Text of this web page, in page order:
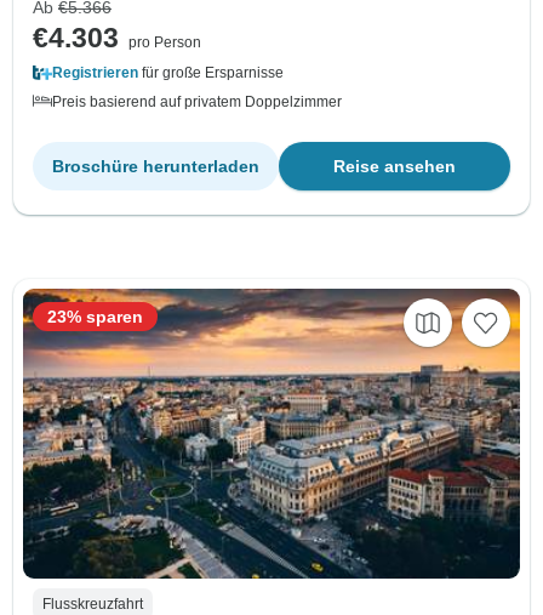
Ab €5.366
€4.303
pro Person
Registrieren für große Ersparnisse
Preis basierend auf privatem Doppelzimmer
Reise ansehen
Broschüre herunterladen
Flusskreuzfahrt
23% sparen